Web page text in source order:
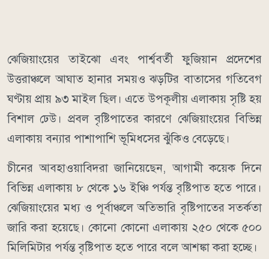
ঝেজিয়াংয়ের তাইঝো এবং পার্শ্ববর্তী ফুজিয়ান প্রদেশের
উত্তরাঞ্চলে আঘাত হানার সময়ও ঝড়টির বাতাসের গতিবেগ
ঘণ্টায় প্রায় ৯৩ মাইল ছিল। এতে উপকূলীয় এলাকায় সৃষ্টি হয়
বিশাল ঢেউ। প্রবল বৃষ্টিপাতের কারণে ঝেজিয়াংয়ের বিভিন্ন
এলাকায় বন্যার পাশাপাশি ভূমিধসের ঝুঁকিও বেড়েছে।
চীনের আবহাওয়াবিদরা জানিয়েছেন, আগামী কয়েক দিনে
বিভিন্ন এলাকায় ৮ থেকে ১৬ ইঞ্চি পর্যন্ত বৃষ্টিপাত হতে পারে।
ঝেজিয়াংয়ের মধ্য ও পূর্বাঞ্চলে অতিভারি বৃষ্টিপাতের সতর্কতা
জারি করা হয়েছে। কোনো কোনো এলাকায় ২৫০ থেকে ৫০০
মিলিমিটার পর্যন্ত বৃষ্টিপাত হতে পারে বলে আশঙ্কা করা হচ্ছে।